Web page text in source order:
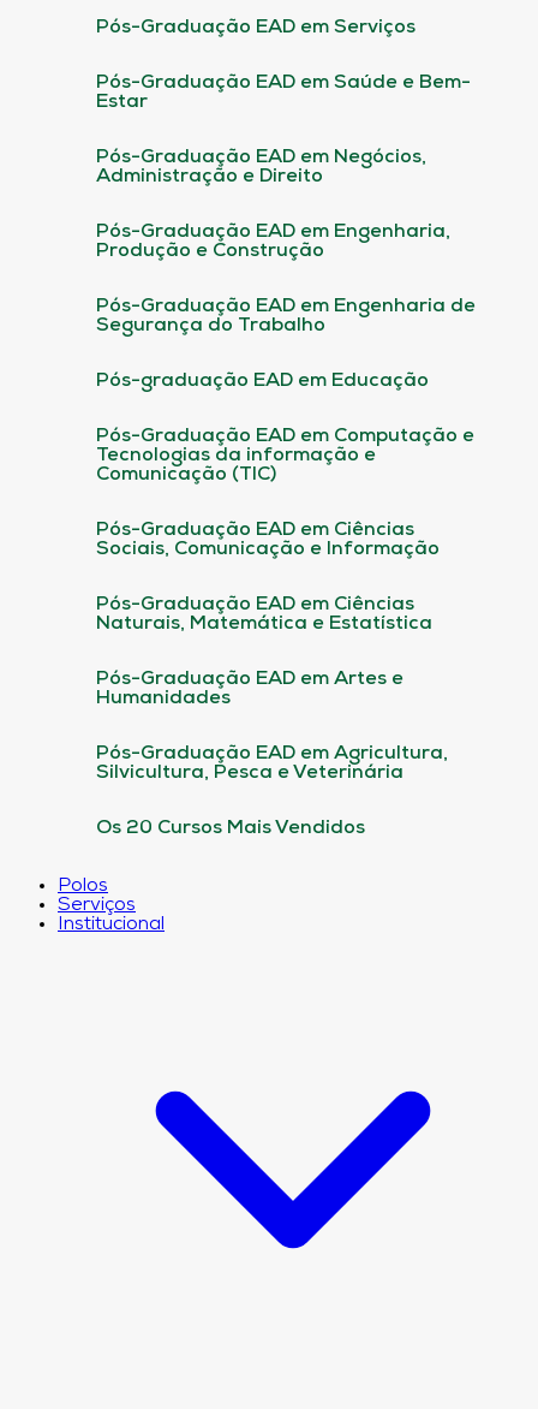
Pós-Graduação EAD em Serviços
Pós-Graduação EAD em Saúde e Bem-
Estar
Pós-Graduação EAD em Negócios,
Administração e Direito
Pós-Graduação EAD em Engenharia,
Produção e Construção
Pós-Graduação EAD em Engenharia de
Segurança do Trabalho
Pós-graduação EAD em Educação
Pós-Graduação EAD em Computação e
Tecnologias da informação e
Comunicação (TIC)
Pós-Graduação EAD em Ciências
Sociais, Comunicação e Informação
Pós-Graduação EAD em Ciências
Naturais, Matemática e Estatística
Pós-Graduação EAD em Artes e
Humanidades
Pós-Graduação EAD em Agricultura,
Silvicultura, Pesca e Veterinária
Os 20 Cursos Mais Vendidos
Polos
Serviços
Institucional